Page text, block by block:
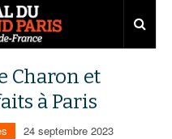
Charon et
à Paris
24 septembre 2023